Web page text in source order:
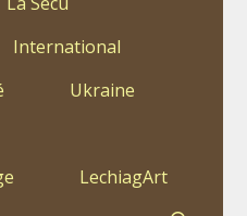
International
Ukraine
LechiagArt